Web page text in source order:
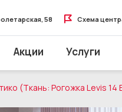
Акции Услуги
58 Схема
(Ткань: Рогожка Levis